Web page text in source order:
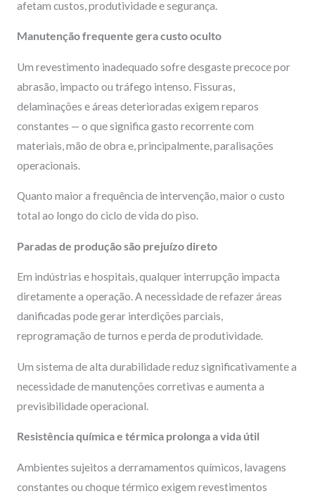
afetam custos, produtividade e segurança.
Manutenção frequente gera custo oculto
Um revestimento inadequado sofre desgaste precoce por
abrasão, impacto ou tráfego intenso. Fissuras,
delaminações e áreas deterioradas exigem reparos
constantes — o que significa gasto recorrente com
materiais, mão de obra e, principalmente, paralisações
operacionais.
Quanto maior a frequência de intervenção, maior o custo
total ao longo do ciclo de vida do piso.
Paradas de produção são prejuízo direto
Em indústrias e hospitais, qualquer interrupção impacta
diretamente a operação. A necessidade de refazer áreas
danificadas pode gerar interdições parciais,
reprogramação de turnos e perda de produtividade.
Um sistema de alta durabilidade reduz significativamente a
necessidade de manutenções corretivas e aumenta a
previsibilidade operacional.
Resistência química e térmica prolonga a vida útil
Ambientes sujeitos a derramamentos químicos, lavagens
constantes ou choque térmico exigem revestimentos